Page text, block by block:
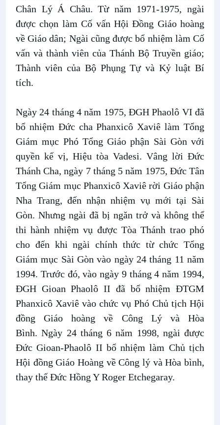
Chân Lý Á Châu. Từ năm 1971-1975, ngài
được chọn làm Cố vấn Hội Ðồng Giáo hoàng
về Giáo dân; Ngài cũng được bổ nhiệm làm Cố
vấn và thành viên của Thánh Bộ Truyền giáo;
Thành viên của Bộ Phụng Tự và Kỷ luật Bí
tích.
Ngày 24 tháng 4 năm 1975, ÐGH Phaolô VI đã
bổ nhiệm Đức cha Phanxicô Xaviê làm Tổng
Giám mục Phó Tổng Giáo phận Sài Gòn với
quyền kế vị, Hiệu tòa Vadesi. Vâng lời Đức
Thánh Cha, ngày 7 tháng 5 năm 1975, Đức Tân
Tổng Giám mục Phanxicô Xaviê rời Giáo phận
Nha Trang, đến nhận nhiệm vụ mới tại Sài
Gòn. Nhưng ngài đã bị ngăn trở và không thể
thi hành nhiệm vụ được Tòa Thánh trao phó
cho đến khi ngài chính thức từ chức Tổng
Giám mục Sài Gòn vào ngày 24 tháng 11 năm
1994. Trước đó, vào ngày 9 tháng 4 năm 1994,
ĐGH Gioan Phaolô II đã bổ nhiệm ĐTGM
Phanxicô Xaviê vào chức vụ Phó Chủ tịch Hội
đồng Giáo hoàng về Công Lý và Hòa
Bình. Ngày 24 tháng 6 năm 1998, ngài được
Đức Gioan-Phaolô II bổ nhiệm làm Chủ tịch
Hội đồng Giáo Hoàng về Công lý và Hòa bình,
thay thế Đức Hồng Y Roger Etchegaray.